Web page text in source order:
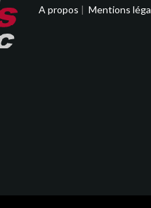
A propos | Mentions